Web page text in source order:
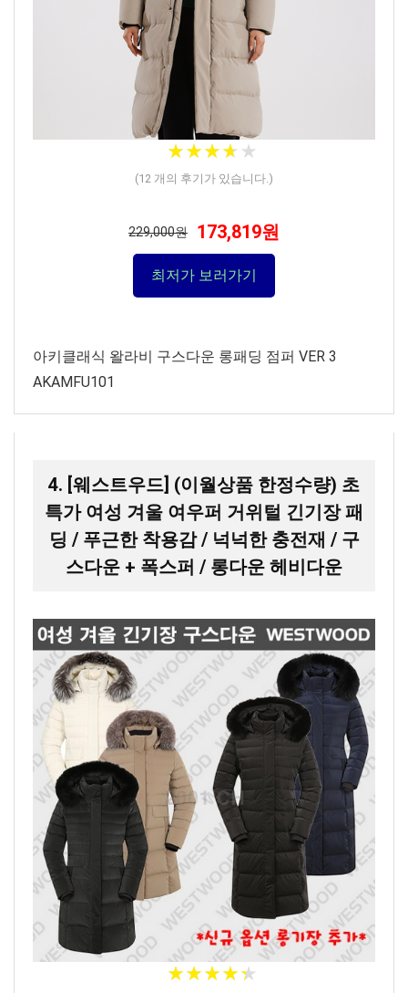
★★★★ ★
★★★★ ★
(12 개의 후기가 있습니다.)
229,000원 173,819원
최저가 보러가기
아키클래식 왈라비 구스다운 롱패딩 점퍼 VER 3
AKAMFU101
4. [웨스트우드] (이월상품 한정수량) 초
특가 여성 겨울 여우퍼 거위털 긴기장 패
딩 / 푸근한 착용감 / 넉넉한 충전재 / 구
스다운 + 폭스퍼 / 롱다운 헤비다운
★★★★★
★★★★★